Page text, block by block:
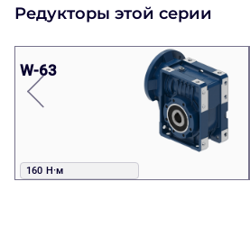
Редукторы этой серии
W-63
160 Н·м